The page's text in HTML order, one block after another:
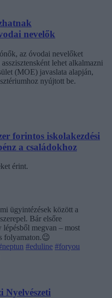
nevelők
az óvodai nevelőket
lehet alkalmazni
(MOE) javaslata alapján,
nyújtott be.
forintos iskolakezdési
a családokhoz
érint.
ügyintézések között a
Bár elsőre
megvan – most
folyamaton.😉
#eduline #foryou
Nyelvészeti